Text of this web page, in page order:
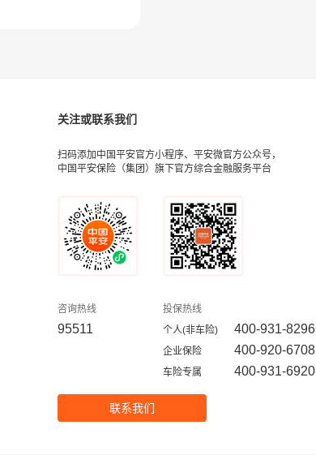
关注或联系我们
扫码添加中国平安官方小程序、平安微官方公众号，
中国平安保险（集团）旗下官方综合金融服务平台
咨询热线
95511
投保热线
个人(非车险)
400-931-8296
企业保险 400-920-6708
车险专属 400-931-6920
联系我们